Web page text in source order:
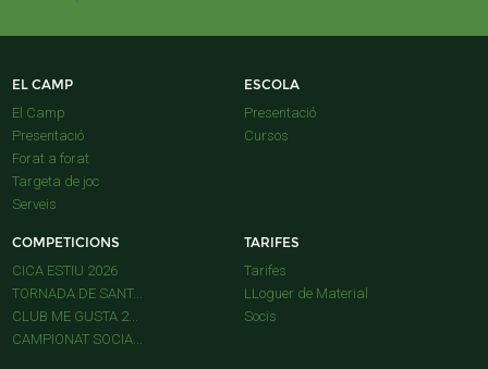
EL CAMP
El Camp
Presentació
Forat a forat
Targeta de joc
Serveis
ESCOLA
Presentació
Cursos
COMPETICIONS
CICA ESTIU 2026
TORNADA DE SANT...
CLUB ME GUSTA 2...
CAMPIONAT SOCIA...
TARIFES
Tarifes
LLoguer de Material
Socis